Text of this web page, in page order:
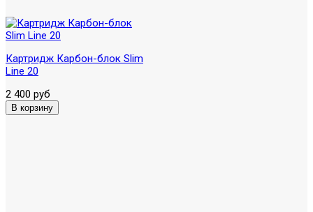
Картридж Карбон-блок Slim
Line 20
2 400 руб